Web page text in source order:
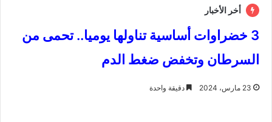
أخر الأخبار
3 خضراوات أساسية تناولها يوميا.. تحمى من
السرطان وتخفض ضغط الدم
23 مارس، 2024 دقيقة واحدة